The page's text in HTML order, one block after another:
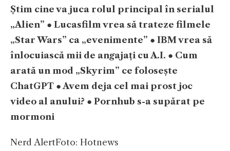
Știm cine va juca rolul principal în serialul
„Alien” ● Lucasfilm vrea să trateze filmele
„Star Wars” ca „evenimente” ● IBM vrea să
înlocuiască mii de angajați cu A.I. ● Cum
arată un mod „Skyrim” ce folosește
ChatGPT ●Avem deja cel mai prost joc
video al anului? ● Pornhub s-a supărat pe
mormoni
Nerd AlertFoto: Hotnews